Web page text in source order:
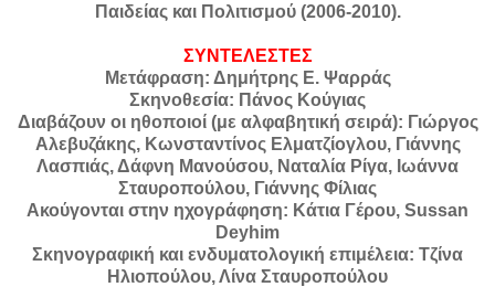
Παιδείας και Πολιτισμού (2006-2010).
ΣΥΝΤΕΛΕΣΤΕΣ
Μετάφραση: Δημήτρης Ε. Ψαρράς
Σκηνοθεσία: Πάνος Κούγιας
Διαβάζουν οι ηθοποιοί (με αλφαβητική σειρά): Γιώργος
Αλεβυζάκης, Κωνσταντίνος Ελματζίογλου, Γιάννης
Λασπιάς, Δάφνη Μανούσου, Ναταλία Ρίγα, Ιωάννα
Σταυροπούλου, Γιάννης Φίλιας
Ακούγονται στην ηχογράφηση: Κάτια Γέρου, Sussan
Deyhim
Σκηνογραφική και ενδυματολογική επιμέλεια: Τζίνα
Ηλιοπούλου, Λίνα Σταυροπούλου